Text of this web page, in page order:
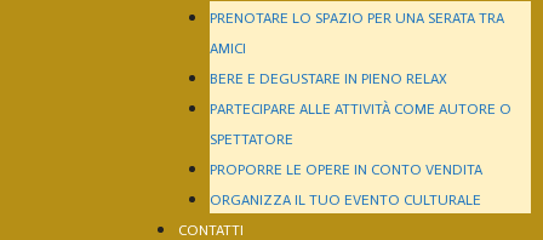
PRENOTARE LO SPAZIO PER UNA SERATA TRA
AMICI
BERE E DEGUSTARE IN PIENO RELAX
PARTECIPARE ALLE ATTIVITÀ COME AUTORE O
SPETTATORE
PROPORRE LE OPERE IN CONTO VENDITA
ORGANIZZA IL TUO EVENTO CULTURALE
CONTATTI